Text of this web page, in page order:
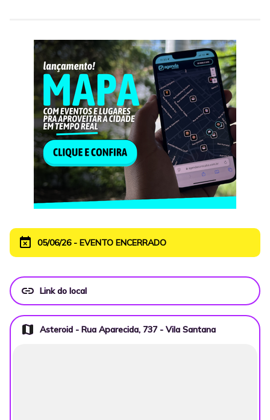
event_busy 05/06/26 - EVENTO ENCERRADO
link Link do local
map Asteroid - Rua Aparecida, 737 - Vila Santana